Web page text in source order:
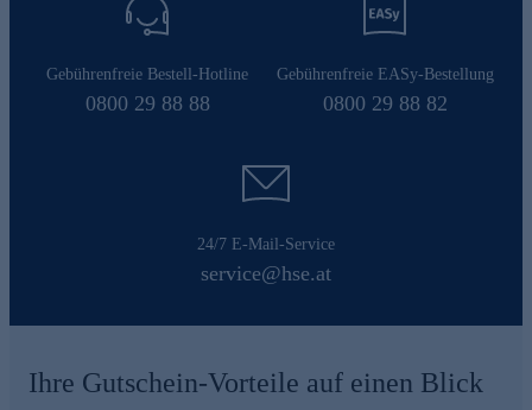
Gebührenfreie Bestell-Hotline
0800 29 88 88
Gebührenfreie EASy-Bestellung
0800 29 88 82
24/7 E-Mail-Service
service@hse.at
Ihre Gutschein-Vorteile auf einen Blick